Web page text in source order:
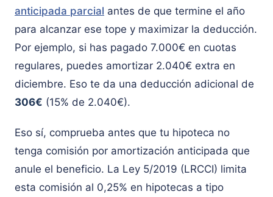
anticipada parcial antes de que termine el año
para alcanzar ese tope y maximizar la deducción.
Por ejemplo, si has pagado 7.000€ en cuotas
regulares, puedes amortizar 2.040€ extra en
diciembre. Eso te da una deducción adicional de
306€ (15% de 2.040€).
Eso sí, comprueba antes que tu hipoteca no
tenga comisión por amortización anticipada que
anule el beneficio. La Ley 5/2019 (LRCCI) limita
esta comisión al 0,25% en hipotecas a tipo